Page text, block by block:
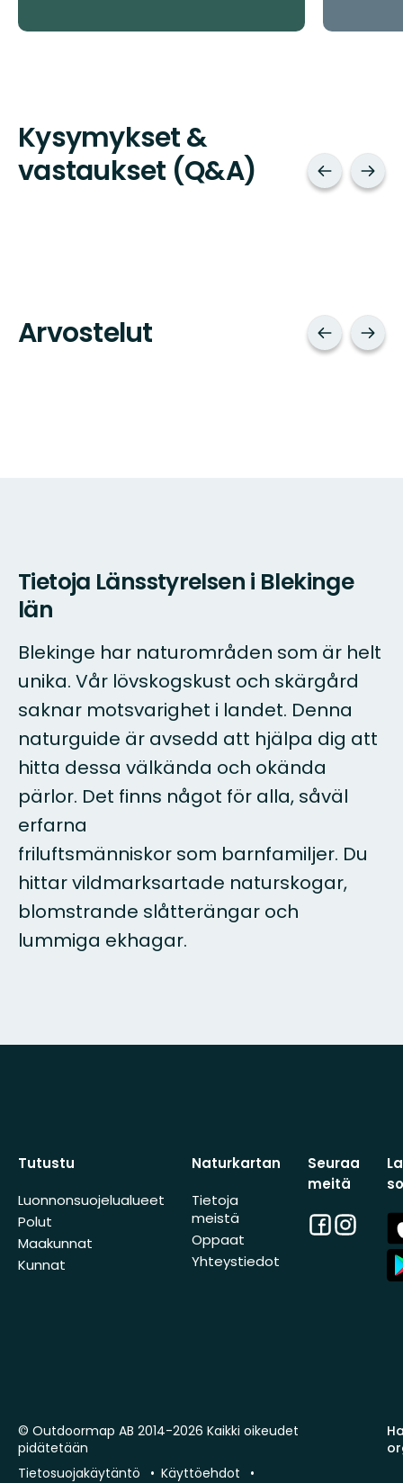
Kysymykset &
vastaukset (Q&A)
Arvostelut
Tietoja Länsstyrelsen i Blekinge
län
Blekinge har naturområden som är helt
unika. Vår lövskogskust och skärgård
saknar motsvarighet i landet. Denna
naturguide är avsedd att hjälpa dig att
hitta dessa välkända och okända
pärlor. Det finns något för alla, såväl
erfarna
friluftsmänniskor som barnfamiljer. Du
hittar vildmarksartade naturskogar,
blomstrande slåtterängar och
lummiga ekhagar.
Tutustu
Luonnonsuojelualueet
Polut
Maakunnat
Kunnat
Naturkartan
Tietoja
meistä
Oppaat
Yhteystiedot
Seuraa
meitä
Facebook
© Outdoormap AB 2014-2026 Kaikki oikeudet
pidätetään
Tietosuojakäytäntö
Käyttöehdot